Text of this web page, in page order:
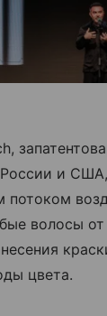
и США,
потоком
волосы
цвета.